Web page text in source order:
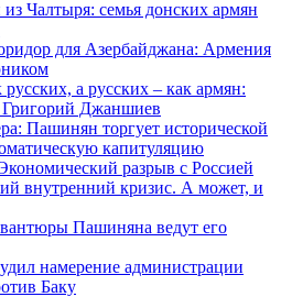
Чалтыря: семья донских армян
для Азербайджана: Армения
а русских – как армян:
Григорий Джаншиев
Пашинян торгует исторической
капитуляцию
разрыв с Россией
внутренний кризис. А может, и
Пашиняна ведут его
намерение администрации
Баку